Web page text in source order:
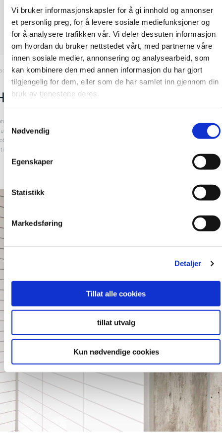
Vi bruker informasjonskapsler for å gi innhold og annonser
et personlig preg, for å levere sosiale mediefunksjoner og
for å analysere trafikken vår. Vi deler dessuten informasjon
om hvordan du bruker nettstedet vårt, med partnerne våre
innen sosiale medier, annonsering og analysearbeid, som
kan kombinere den med annen informasjon du har gjort
tilgjengelig for dem, eller som de har samlet inn gjennom din
bruk av tjenestene deres.
Samtykkevalg
Nødvendig
Egenskaper
Statistikk
Markedsføring
Detaljer
Tillat alle cookies
tillat utvalg
Kun nødvendige cookies
, Hjørneprofil Innvendig
innvendig to-delt
Aluminium
2400 mm
53641446
163924